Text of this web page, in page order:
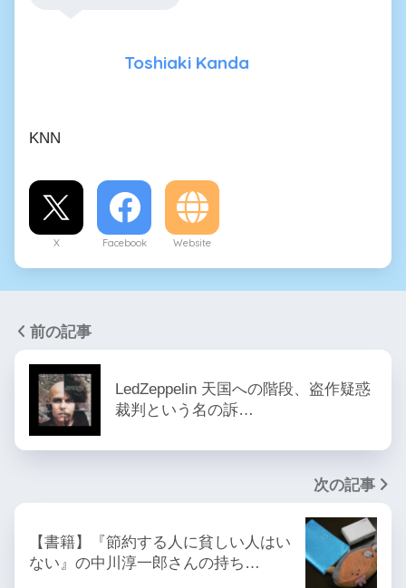
Toshiaki Kanda
KNN
X Facebook Website
前の記事
LedZeppelin 天国への階段、盗作疑惑
裁判という名の訴…
次の記事
【書籍】『節約する人に貧しい人はい
ない』の中川淳一郎さんの持ち…